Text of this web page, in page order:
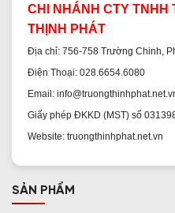
CHI NHÁNH CTY TNHH
THỊNH PHÁT
Địa chỉ: 756-758 Trường Chinh,
Điện Thoại: 028.6654.6080
Email:
Giấy phép ĐKKD (MST) số
Website: truongthinhphat.net.vn
SẢN PHẨM